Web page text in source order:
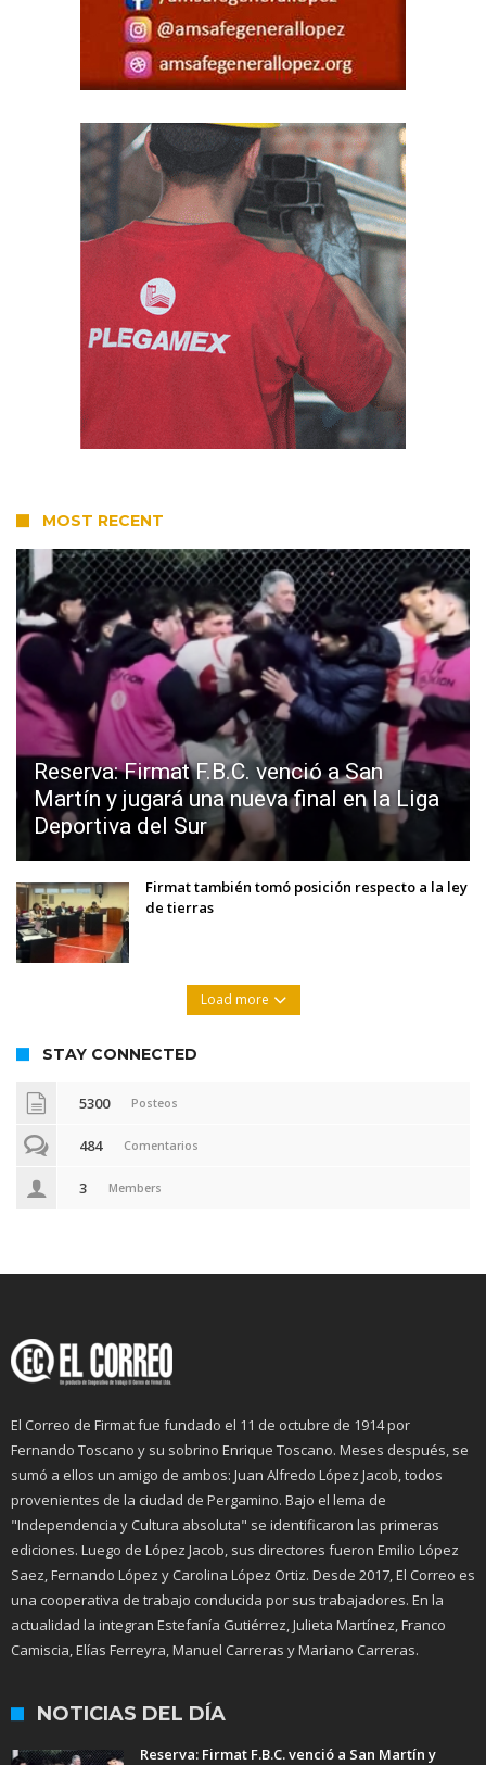
MOST RECENT
Reserva: Firmat F.B.C. venció a San
Martín y jugará una nueva final en la Liga
Deportiva del Sur
Firmat también tomó posición respecto a la ley
de tierras
Load more
STAY CONNECTED
5300 Posteos
484 Comentarios
3 Members
El Correo de Firmat fue fundado el 11 de octubre de 1914 por
Fernando Toscano y su sobrino Enrique Toscano. Meses después, se
sumó a ellos un amigo de ambos: Juan Alfredo López Jacob, todos
provenientes de la ciudad de Pergamino. Bajo el lema de
"Independencia y Cultura absoluta" se identificaron las primeras
ediciones. Luego de López Jacob, sus directores fueron Emilio López
Saez, Fernando López y Carolina López Ortiz. Desde 2017, El Correo es
una cooperativa de trabajo conducida por sus trabajadores. En la
actualidad la integran Estefanía Gutiérrez, Julieta Martínez, Franco
Camiscia, Elías Ferreyra, Manuel Carreras y Mariano Carreras.
NOTICIAS DEL DÍA
Reserva: Firmat F.B.C. venció a San Martín y